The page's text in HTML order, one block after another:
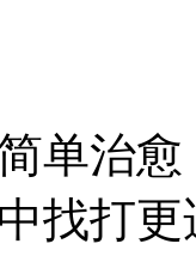
单治
找打